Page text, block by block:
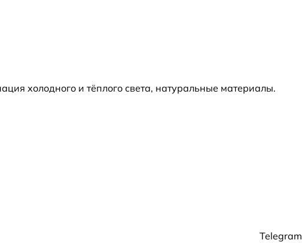
холодного и тёплого света, натуральные материалы.
Telegram